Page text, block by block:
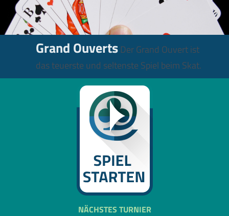
Grand OuvertsDer Grand Ouvert ist
das teuerste und seltenste Spiel beim Skat.
NÄCHSTES TURNIER